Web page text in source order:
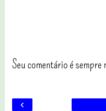
Seu comentário é
‹